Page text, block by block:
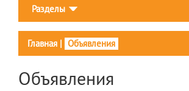
Разделы
Главная | Объявления
Объявления